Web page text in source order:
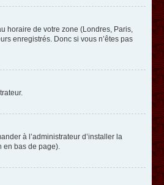
horaire de votre zone (Londres, Paris,
enregistrés. Donc si vous n’êtes pas
à l’administrateur d’installer la
en bas de page).